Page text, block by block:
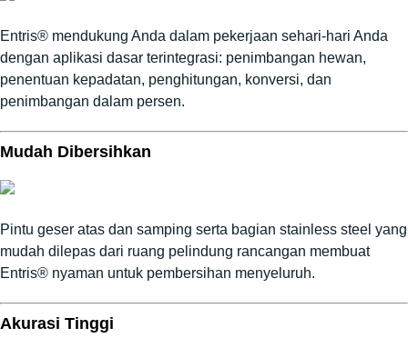
Entris® mendukung Anda dalam pekerjaan sehari-hari Anda
dengan aplikasi dasar terintegrasi: penimbangan hewan,
penentuan kepadatan, penghitungan, konversi, dan
penimbangan dalam persen.
Mudah Dibersihkan
Pintu geser atas dan samping serta bagian stainless steel yang
mudah dilepas dari ruang pelindung rancangan membuat
Entris® nyaman untuk pembersihan menyeluruh.
Akurasi Tinggi